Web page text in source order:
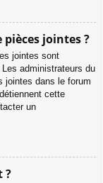
jointes ?
jointes sont
administrateurs du
jointes dans le forum
cette
un
?